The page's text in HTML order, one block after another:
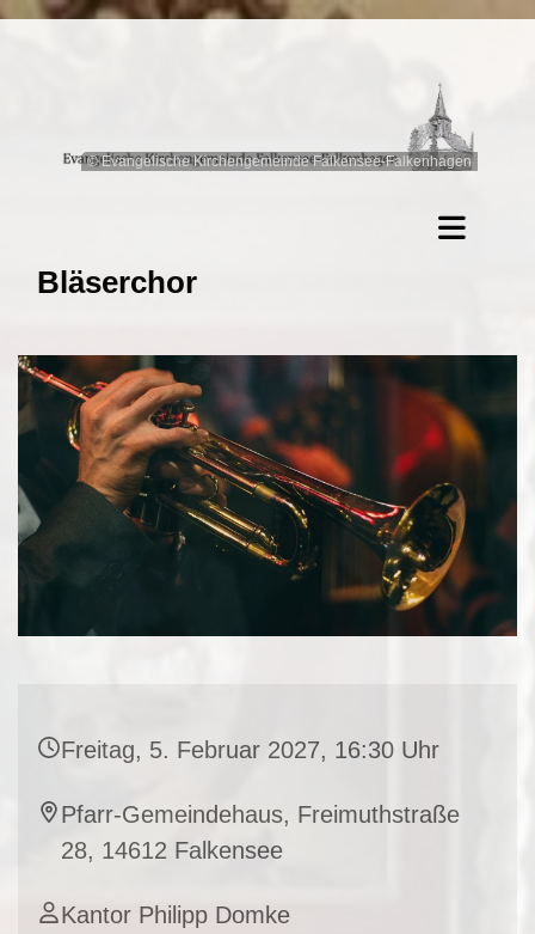
© Evangelische Kirchengemeinde Falkensee-Falkenhagen
Bläserchor
Freitag, 5. Februar 2027, 16:30 Uhr
Pfarr-Gemeindehaus, Freimuthstraße
28, 14612 Falkensee
Kantor Philipp Domke